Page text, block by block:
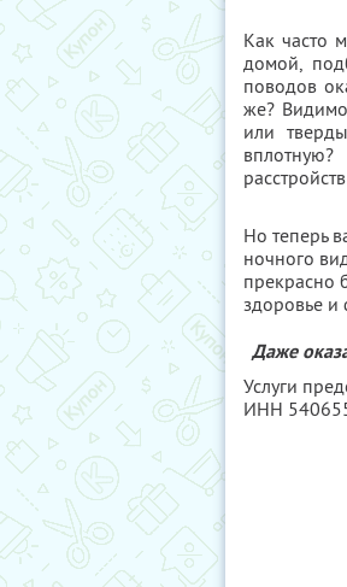
Как часто
домой,
поводов
же?
или
Но теперь
ночного
прекрасно
здоровье
Даже
Услуги
ИНН